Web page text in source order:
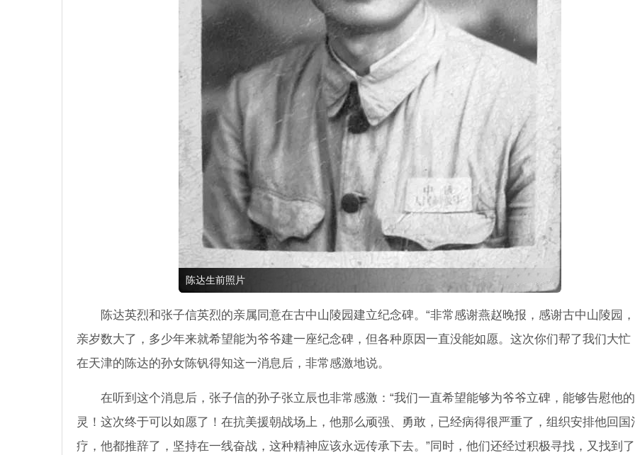
陈达生前照片
陈达英烈和张子信英烈的亲属同意在古中山陵园建立纪念碑。“非常感谢燕赵晚报，感谢古中山陵园
亲岁数大了，多少年来就希望能为爷爷建一座纪念碑，但各种原因一直没能如愿。这次你们帮了我们大忙
在天津的陈达的孙女陈钒得知这一消息后，非常感激地说。
在听到这个消息后，张子信的孙子张立辰也非常感激：“我们一直希望能够为爷爷立碑，能够告慰他
灵！这次终于可以如愿了！在抗美援朝战场上，他那么顽强、勇敢，已经病得很严重了，组织安排他回国
疗，他都推辞了，坚持在一线奋战，这种精神应该永远传承下去。”同时，他们还经过积极寻找，又找到